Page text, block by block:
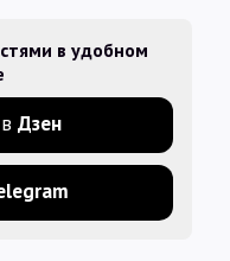
в удобном
Дзен